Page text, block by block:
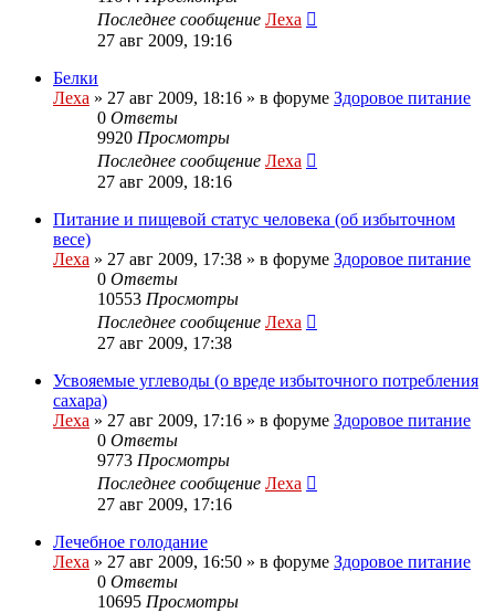
Последнее сообщение Леха
27 авг 2009, 19:16
Белки
Леха » 27 авг 2009, 18:16 » в форуме Здоровое питание
0 Ответы
9920 Просмотры
Последнее сообщение Леха
27 авг 2009, 18:16
Питание и пищевой статус человека (об избыточном
весе)
Леха » 27 авг 2009, 17:38 » в форуме Здоровое питание
0 Ответы
10553 Просмотры
Последнее сообщение Леха
27 авг 2009, 17:38
Усвояемые углеводы (о вреде избыточного потребления
сахара)
Леха » 27 авг 2009, 17:16 » в форуме Здоровое питание
0 Ответы
9773 Просмотры
Последнее сообщение Леха
27 авг 2009, 17:16
Лечебное голодание
Леха » 27 авг 2009, 16:50 » в форуме Здоровое питание
0 Ответы
10695 Просмотры